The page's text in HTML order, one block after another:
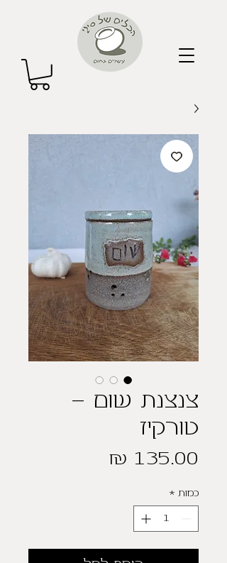
צנצנת שום -
טורקיז
מחיר
כמות *